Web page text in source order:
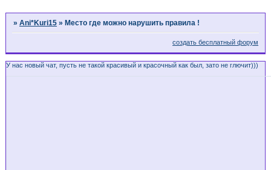
»Ani*Kuri15 » Место где можно нарушить правила !
создать бесплатный форум
У нас новый чат, пусть не такой красивый и красочный как был, зато не глючит)))